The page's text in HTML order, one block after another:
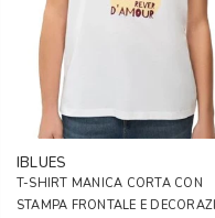
IBLUES
T-SHIRT MANICA CORTA CON
STAMPA FRONTALE E